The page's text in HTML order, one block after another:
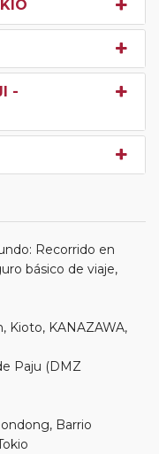
-
Recorrido en
básico de viaje,
Kioto, KANAZAWA,
Paju (DMZ
Barrio